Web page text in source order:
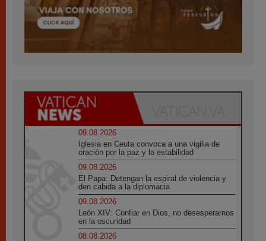
09.08.2026
Iglesia en Ceuta convoca a una vigilia de
oración por la paz y la estabilidad
09.08.2026
El Papa: Detengan la espiral de violencia y
den cabida a la diplomacia
09.08.2026
León XIV: Confiar en Dios, no desesperarnos
en la oscuridad
08.08.2026